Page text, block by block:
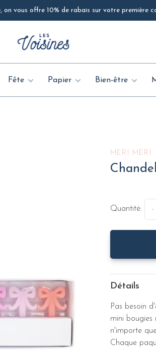
vous offre 10% de rabais sur votre première
Fête Papier Bien-être
MERI MERI
Quantité: -
Détails
Pas besoin
mini
n'importe
Chaque